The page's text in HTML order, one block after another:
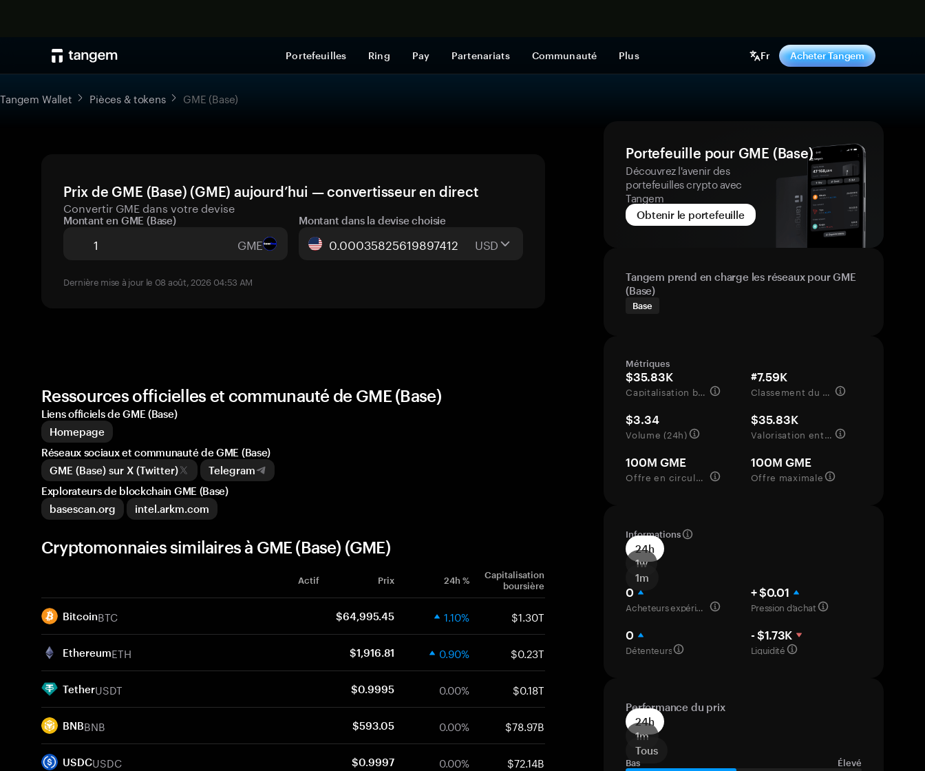
Portefeuilles Ring Pay Partenariats Communauté Plus Fr Acheter Tangem
Tangem Wallet Pièces & tokens GME (Base)
Prix de GME (Base) (GME) aujourd’hui — convertisseur en direct
Convertir GME dans votre devise
Montant en GME (Base)
GME
Montant dans la devise choisie
USD
Dernière mise à jour le 08 août, 2026 04:53 AM
Portefeuille pour GME (Base)
Découvrez l'avenir des
portefeuilles crypto avec
Tangem
Obtenir le portefeuille
Tangem prend en charge les réseaux pour GME
(Base)
Base
Métriques
$35.83K
Capitalisation boursière
#7.59K
Classement du marché
$3.34
Volume (24h)
$35.83K
Valorisation entièrement diluée
100M GME
Offre en circulation
100M GME
Offre maximale
Informations
24h
1w
1m
0
Acheteurs expérimentés
+ $0.01
Pression d’achat
0
Détenteurs
- $1.73K
Liquidité
Performance du prix
24h
1m
Tous
Bas Élevé
Ressources officielles et communauté de GME (Base)
Liens officiels de GME (Base)
Homepage
Réseaux sociaux et communauté de GME (Base)
GME (Base) sur X (Twitter)
Telegram
Explorateurs de blockchain GME (Base)
basescan.org
intel.arkm.com
Cryptomonnaies similaires à GME (Base) (GME)
Actif Prix 24h %
Capitalisation
boursière
BitcoinBTC $64,995.45 1.10% $1.30T
EthereumETH $1,916.81 0.90% $0.23T
TetherUSDT $0.9995 0.00% $0.18T
BNBBNB $593.05 0.00% $78.97B
USDCUSDC $0.9997 0.00% $72.14B